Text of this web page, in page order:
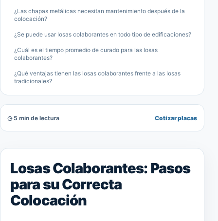
¿Las chapas metálicas necesitan mantenimiento después de la
colocación?
¿Se puede usar losas colaborantes en todo tipo de edificaciones?
¿Cuál es el tiempo promedio de curado para las losas
colaborantes?
¿Qué ventajas tienen las losas colaborantes frente a las losas
tradicionales?
◷ 5 min de lectura Cotizar placas
Losas Colaborantes: Pasos
para su Correcta
Colocación